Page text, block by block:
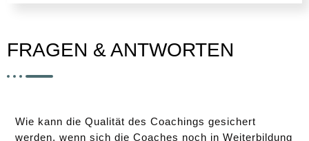
FRAGEN & ANTWORTEN
Wie kann die Qualität des Coachings gesichert
werden, wenn sich die Coaches noch in Weiterbildung